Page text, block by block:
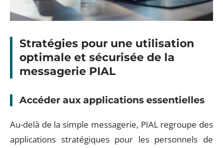
Stratégies pour une utilisation
optimale et sécurisée de la
messagerie PIAL
Accéder aux applications essentielles
Au-delà de la simple messagerie, PIAL regroupe des
applications stratégiques pour les personnels de